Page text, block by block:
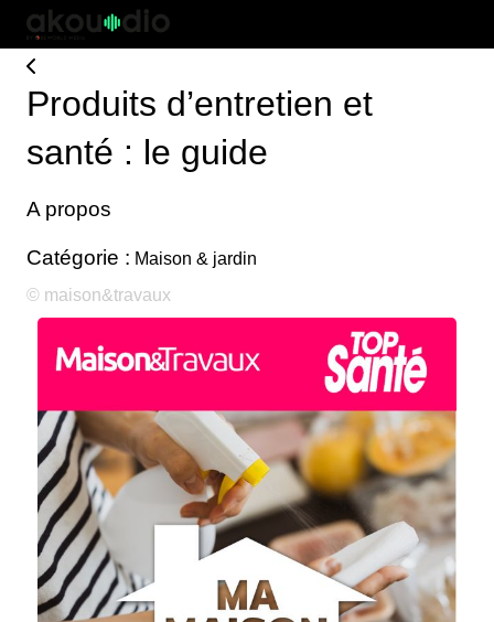
Produits d’entretien et
santé : le guide
A propos
Catégorie : Maison & jardin
© maison&travaux